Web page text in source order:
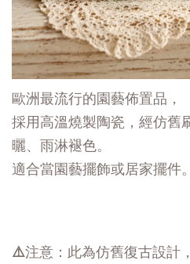
歐洲最流行的園藝佈置品，
採用高溫燒製陶瓷，經仿舊
曬、雨淋褪色。
適合當園藝擺飾或居家擺件。
⚠️注意：此為仿舊復古設計